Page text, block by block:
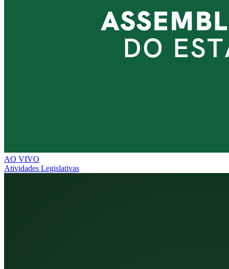
AO VIVO
Atividades Legislativas